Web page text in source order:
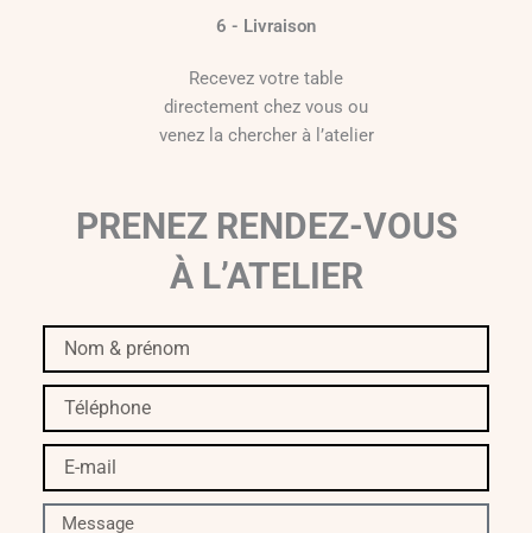
6 - Livraison
Recevez votre table
directement chez vous ou
venez la chercher à l’atelier
PRENEZ RENDEZ-VOUS
À L’ATELIER
prénom
mail
Message